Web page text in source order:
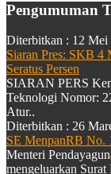
Pengumuman
Diterbitkan : 12 Mei
Siaran Pres: SKB 4
Seratus Persen
SIARAN PERS
Teknologi Nomor:
Atur..
Diterbitkan : 26
SE MenpanRB No.
Menteri
mengeluarkan